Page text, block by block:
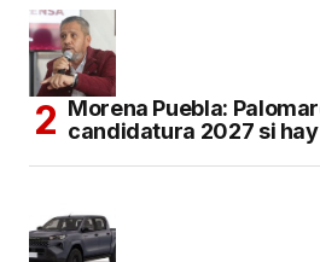
Morena Puebla:
candidatura 2027 si